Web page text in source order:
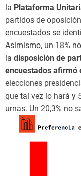
la Plataforma
partidos de
encuestados se
Asimismo, un 18%
la disposición de
encuestados afirmó
elecciones
que tal vez lo hará y
urnas. Un 20,3% no